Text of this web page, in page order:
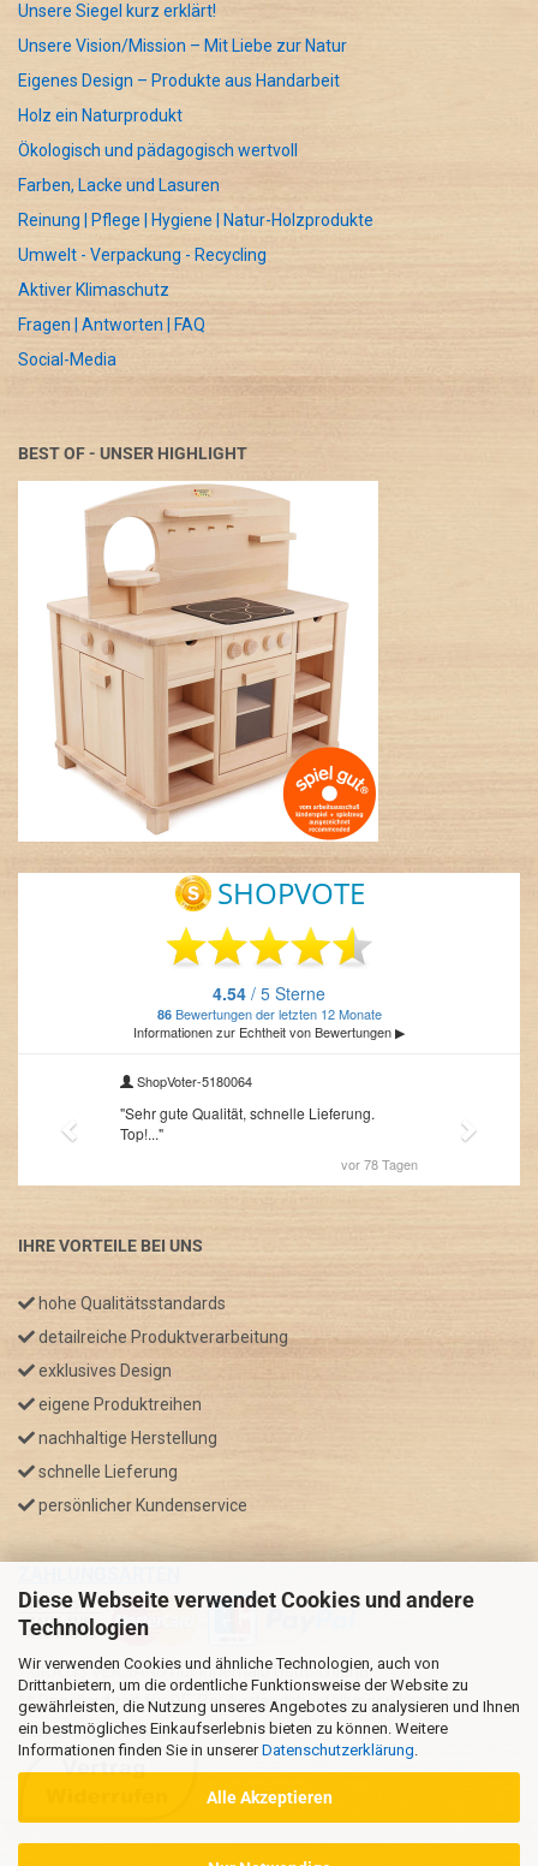
Diese Webseite verwendet Cookies und andere
Technologien
Wir verwenden Cookies und ähnliche Technologien, auch von
Drittanbietern, um die ordentliche Funktionsweise der Website zu
gewährleisten, die Nutzung unseres Angebotes zu analysieren und Ihnen
ein bestmögliches Einkaufserlebnis bieten zu können. Weitere
Informationen finden Sie in unsererDatenschutzerklärung
Alle Akzeptieren
Unsere Siegel kurz erklärt!
Unsere Vision/Mission – Mit Liebe zur Natur
Eigenes Design – Produkte aus Handarbeit
Holz ein Naturprodukt
Ökologisch und pädagogisch wertvoll
Farben, Lacke und Lasuren
Reinung | Pflege | Hygiene | Natur-Holzprodukte
Umwelt - Verpackung - Recycling
Aktiver Klimaschutz
Fragen | Antworten | FAQ
Social-Media
BEST OF - UNSER HIGHLIGHT
IHRE VORTEILE BEI UNS
hohe Qualitätsstandards
detailreiche Produktverarbeitung
exklusives Design
eigene Produktreihen
nachhaltige Herstellung
schnelle Lieferung
persönlicher Kundenservice
* GRATIS VERSAND nur innerhalb Deutschland
** Regellaufzeit für DE, Bei Auslandsbestellungen kann die
Versandzeit variieren.